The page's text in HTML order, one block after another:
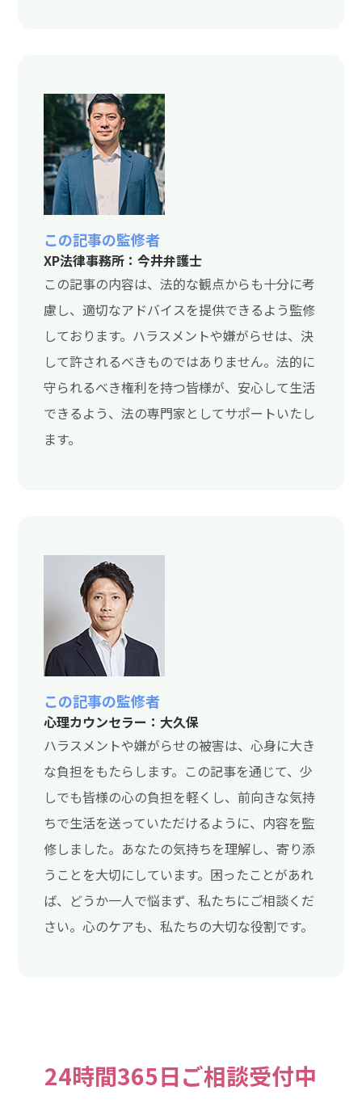
この記事の監修者
XP法律事務所：今井弁護士
この記事の内容は、法的な観点からも十分に考
慮し、適切なアドバイスを提供できるよう監修
しております。ハラスメントや嫌がらせは、決
して許されるべきものではありません。法的に
守られるべき権利を持つ皆様が、安心して生活
できるよう、法の専門家としてサポートいたし
ます。
この記事の監修者
心理カウンセラー：大久保
ハラスメントや嫌がらせの被害は、心身に大き
な負担をもたらします。この記事を通じて、少
しでも皆様の心の負担を軽くし、前向きな気持
ちで生活を送っていただけるように、内容を監
修しました。あなたの気持ちを理解し、寄り添
うことを大切にしています。困ったことがあれ
ば、どうか一人で悩まず、私たちにご相談くだ
さい。心のケアも、私たちの大切な役割です。
24時間365日ご相談受付中